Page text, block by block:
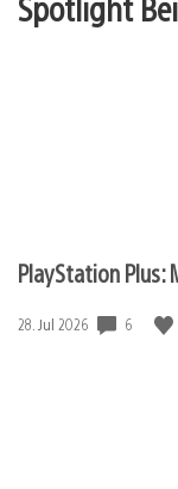
PlayStation Plus:
Veröffentlichungsdatum:
28. Jul 2026 6